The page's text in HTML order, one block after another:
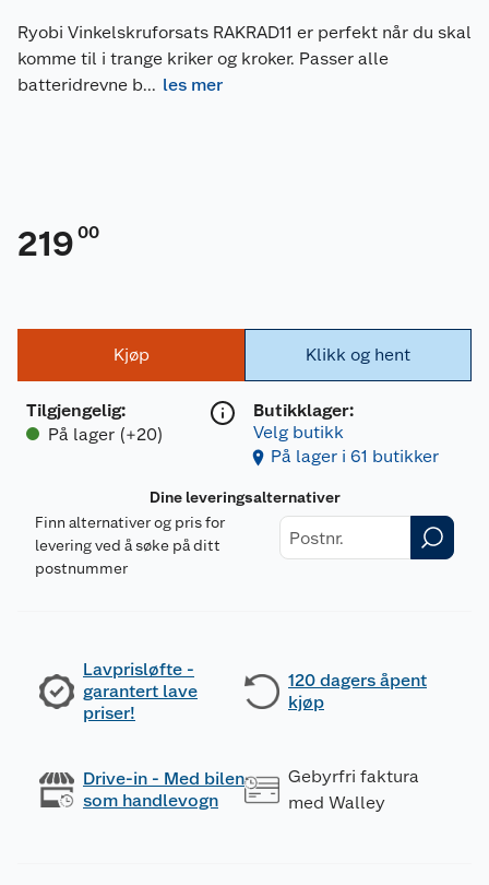
Ryobi Vinkelskruforsats RAKRAD11 er perfekt når du skal
komme til i trange kriker og kroker. Passer alle
batteridrevne b... les mer
219 00
Kjøp
Tilgjengelig:
På lager (+20)
Klikk og hent
Butikklager:
Velg butikk
På lager i 61 butikker
Dine leveringsalternativer
Finn alternativer og pris for
levering ved å søke på ditt
postnummer
Lavprisløfte -
garantert lave
priser!
120 dagers åpent
kjøp
Drive-in - Med bilen
som handlevogn
Gebyrfri faktura
med Walley